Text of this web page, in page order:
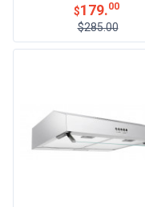
$179.00
$285.00